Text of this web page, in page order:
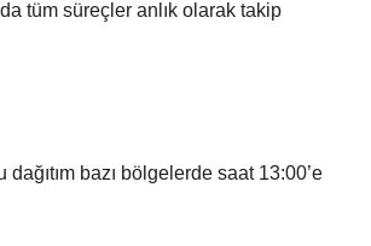
tüm süreçler anlık olarak takip
bazı bölgelerde saat 13:00’e